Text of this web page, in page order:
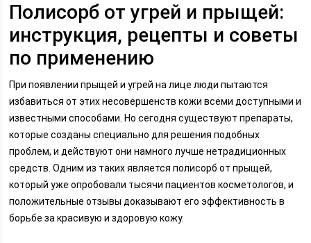
Полисорб от угрей и прыщей:
инструкция, рецепты и советы
по применению
При появлении прыщей и угрей на лице люди пытаются
избавиться от этих несовершенств кожи всеми доступными и
известными способами. Но сегодня существуют препараты,
которые созданы специально для решения подобных
проблем, и действуют они намного лучше нетрадиционных
средств. Одним из таких является полисорб от прыщей,
который уже опробовали тысячи пациентов косметологов, и
положительные отзывы доказывают его эффективность в
борьбе за красивую и здоровую кожу.